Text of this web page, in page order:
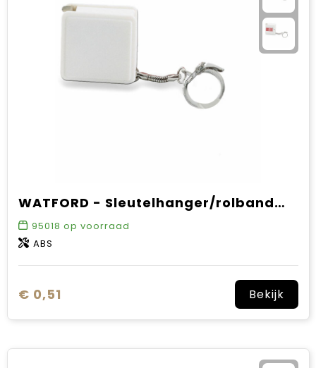
WATFORD - Sleutelhanger/rolbandmaat 1 m
95018 op voorraad
ABS
€ 0,51 Bekijk